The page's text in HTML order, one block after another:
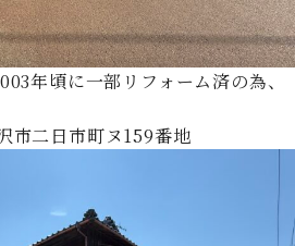
年頃に一部リフォーム済の為、
市二日市町ヌ159番地